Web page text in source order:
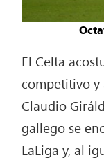
El Celta
competitivo y
Claudio
gallego se
LaLiga y, al